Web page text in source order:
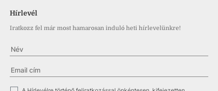
Hírlevél
Iratkozz fel már most hamarosan induló heti hírlevelünkre!